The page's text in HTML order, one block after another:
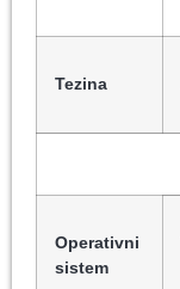
Tezina
Operativni
sistem